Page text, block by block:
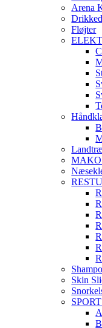
Arena
Fløjter
MAKO
Skin